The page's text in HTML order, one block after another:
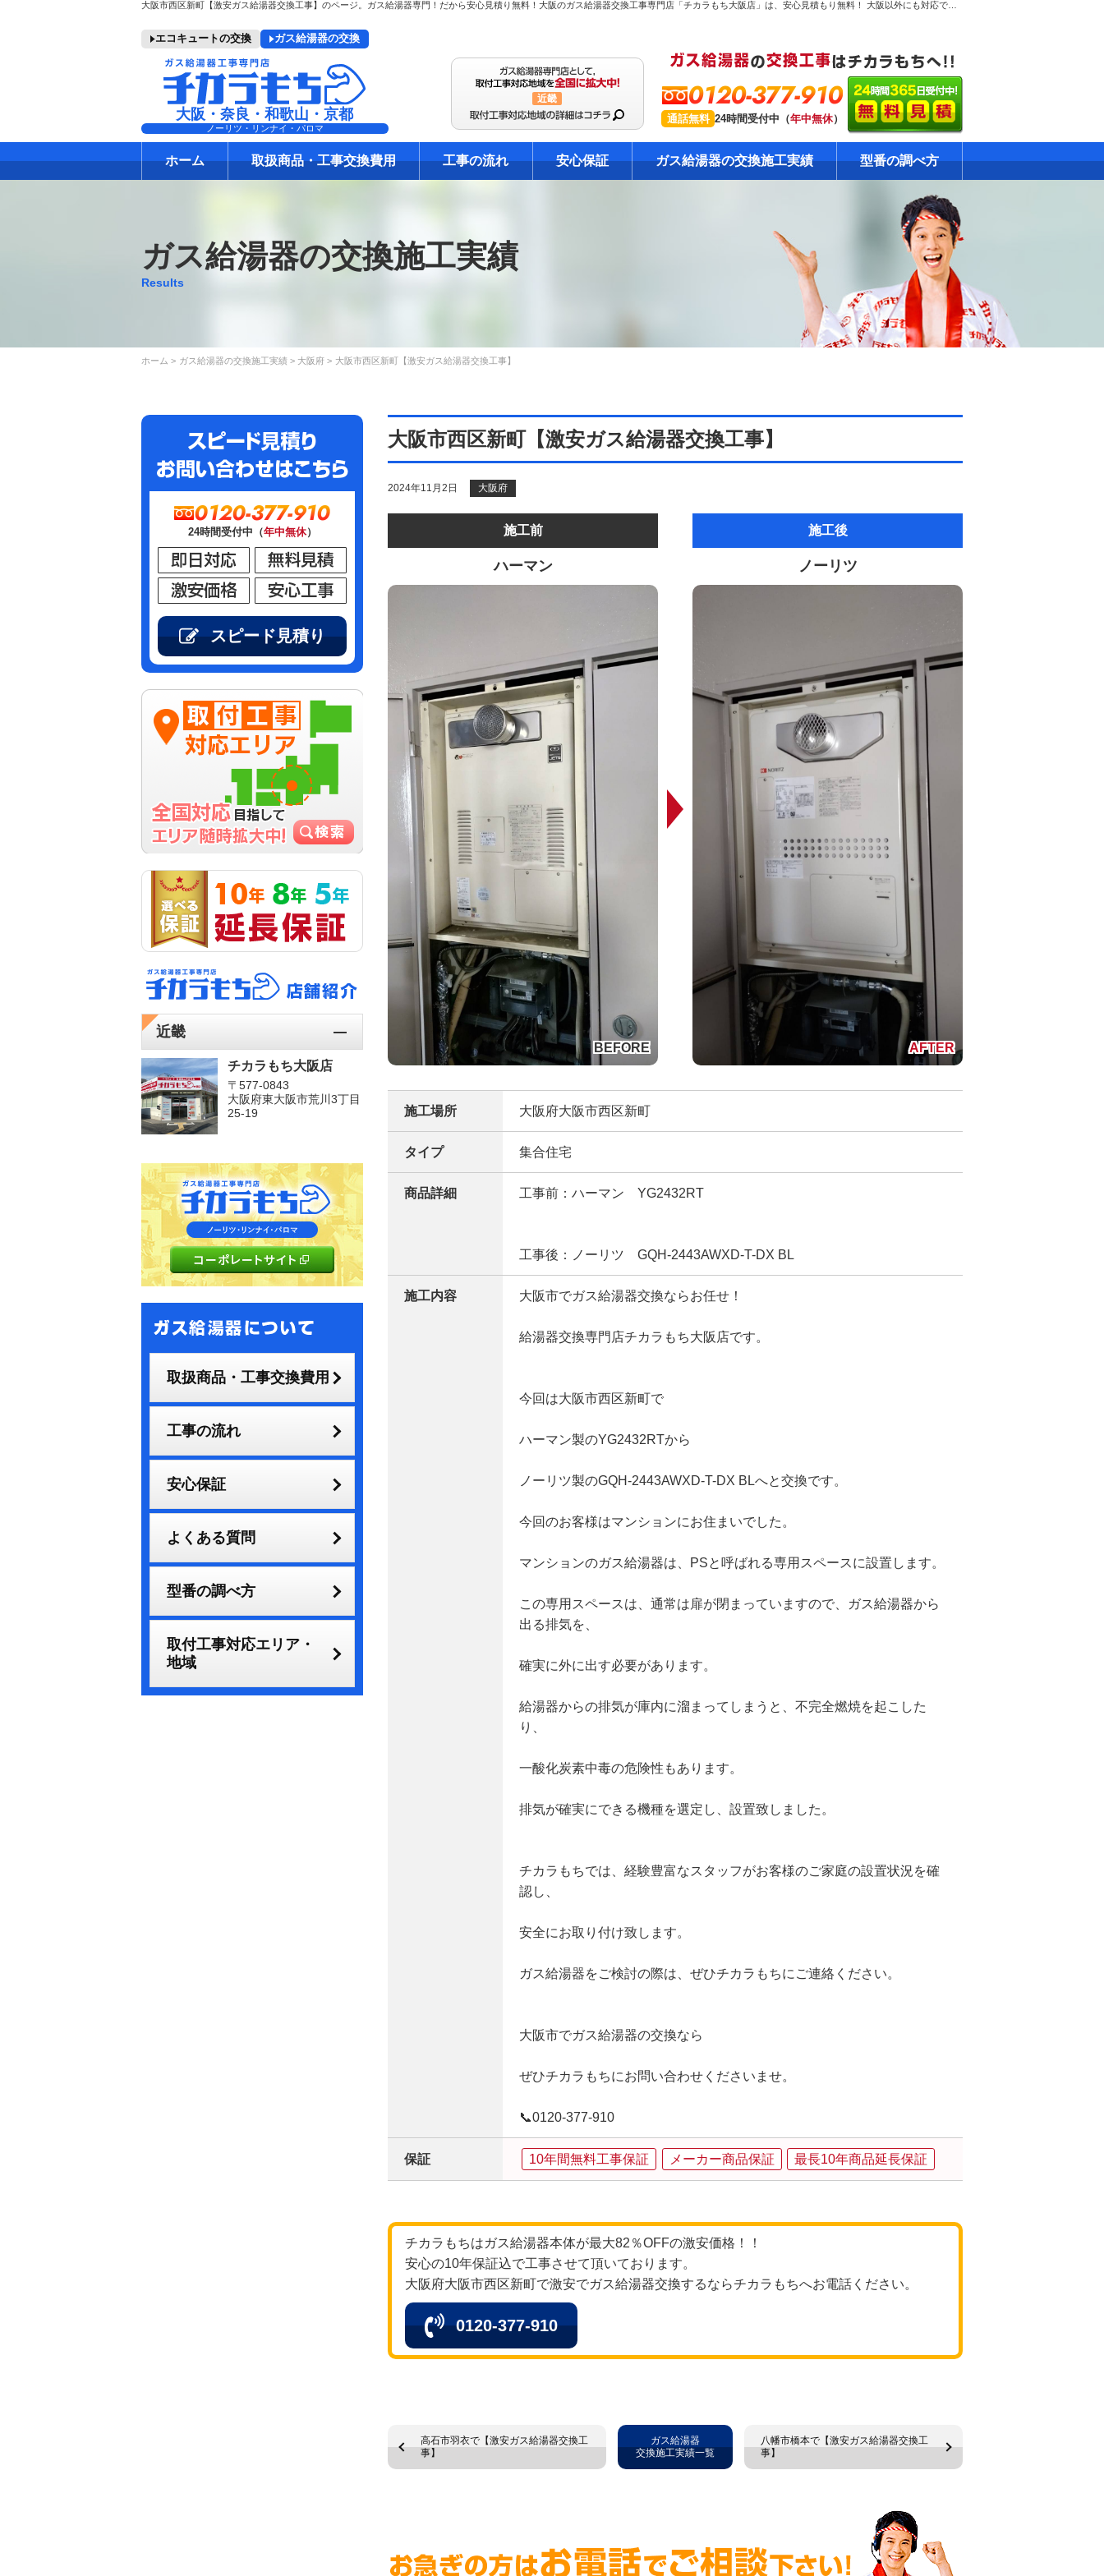
エコキュートの交換 ガス給湯器の交換
大阪・奈良・和歌山・京都
ノーリツ・リンナイ・パロマ
近畿 0120-377-910
通話無料 24時間受付中（年中無休）
ホーム 取扱商品・工事交換費用 工事の流れ 安心保証 ガス給湯器の交換施工実績 型番の調べ方
ガス給湯器の交換施工実績
Results
ホーム ガス給湯器の交換施工実績 大阪府 大阪市西区新町【激安ガス給湯器交換工事】
大阪市西区新町【激安ガス給湯器交換工事】
2024年11月2日 大阪府
施工前
ハーマン
施工後
ノーリツ
施工場所 大阪府大阪市西区新町
タイプ 集合住宅
商品詳細 工事前：ハーマン YG2432RT
工事後：ノーリツ GQH-2443AWXD-T-DX BL
施工内容 大阪市でガス給湯器交換ならお任せ！
給湯器交換専門店チカラもち大阪店です。
今回は大阪市西区新町で
ハーマン製のYG2432RTから
ノーリツ製のGQH-2443AWXD-T-DX BLへと交換です。
今回のお客様はマンションにお住まいでした。
マンションのガス給湯器は、PSと呼ばれる専用スペースに設置します。
この専用スペースは、通常は扉が閉まっていますので、ガス給湯器から
出る排気を、
確実に外に出す必要があります。
給湯器からの排気が庫内に溜まってしまうと、不完全燃焼を起こした
り、
一酸化炭素中毒の危険性もあります。
排気が確実にできる機種を選定し、設置致しました。
チカラもちでは、経験豊富なスタッフがお客様のご家庭の設置状況を確
認し、
安全にお取り付け致します。
ガス給湯器をご検討の際は、ぜひチカラもちにご連絡ください。
大阪市でガス給湯器の交換なら
ぜひチカラもちにお問い合わせくださいませ。
📞0120‐377‐910
保証 10年間無料工事保証 メーカー商品保証 最長10年商品延長保証
チカラもちはガス給湯器本体が最大82％OFFの激安価格！！
安心の10年保証込で工事させて頂いております。
大阪府大阪市西区新町で激安でガス給湯器交換するならチカラもちへお電話ください。
0120-377-910
高石市羽衣で【激安ガス給湯器交換工
事】
八幡市橋本で【激安ガス給湯器交換工
事】
ガス給湯器
交換施工実績一覧
0120-377-910
24時間受付中（年中無休）
スピード見積り
近畿
チカラもち大阪店
〒577-0843
大阪府東大阪市荒川3丁目
25-19
取扱商品・工事交換費用
工事の流れ
安心保証
よくある質問
型番の調べ方
取付工事対応エリア・
地域